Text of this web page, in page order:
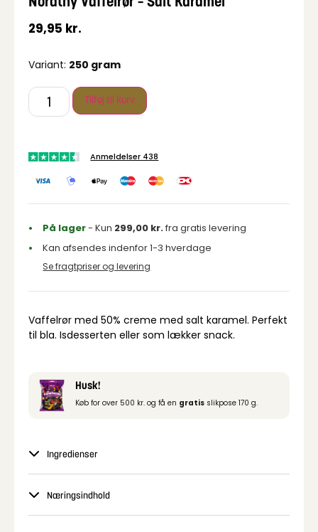
29,95 kr.
Variant: 250 gram
Tilføj til kurv
Anmeldelser 438
På lager- Kun 299,00 kr.fra gratis levering
Kan afsendes indenfor 1-3 hverdage
Se fragtpriser og levering
Vaffelrør med 50% creme med salt karamel. Perfekt
til bla. Isdesserten eller som lækker snack.
Husk!
Køb for over 500 kr. og få en gratis slikpose 170 g.
Ingredienser
Næringsindhold